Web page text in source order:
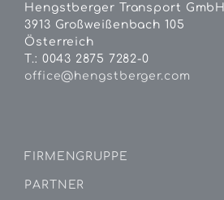
Hengstberger Transport GmbH
3913 Großweißenbach 105
Österreich
T.: 0043 2875 7282-0
office@hengstberger.com
FIRMENGRUPPE
PARTNER